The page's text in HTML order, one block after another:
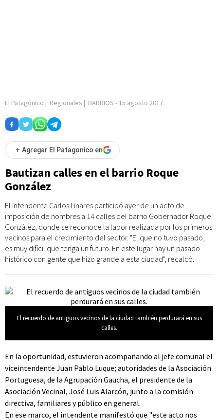
El Patagónico | Regionales | BARRIOS - 15 agosto 2017
+ Agregar El Patagonico en
Bautizan calles en el barrio Roque
González
El intendente Carlos Linares participó ayer de un acto de
imposición de nombres a 14 calles del barrio Gobernador Roque
González, donde se reconoce la labor realizada por los primeros
vecinos para el crecimiento del sector. "El que no tuvo pasado,
es muy difícil que tenga un futuro. En este lugar hay un pasado
histórico con gente que hizo grande a esta ciudad", recalcó.
El recuerdo de antiguos vecinos de la ciudad también perdurará en sus
calles.
En la oportunidad, estuvieron acompañando al jefe comunal el
viceintendente Juan Pablo Luque; autoridades de la Asociación
Portuguesa, de la Agrupación Gaucha, el presidente de la
Asociación Vecinal, José Luis Alarcón, junto a la comisión
directiva, familiares y público en general.
En ese marco, el intendente manifestó que "este acto nos